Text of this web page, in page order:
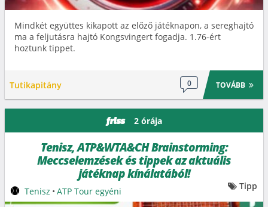
Mindkét együttes kikapott az előző játéknapon, a sereghajtó
ma a feljutásra hajtó Kongsvingert fogadja. 1.76-ért
hoztunk tippet.
Tutikapitány 0 TOVÁBB
friss 2 órája
Tenisz, ATP&WTA&CH Brainstorming:
Meccselemzések és tippek az aktuális
játéknap kínálatából!
Tenisz • ATP Tour egyéni Tipp